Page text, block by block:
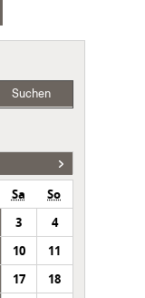
Suchen
Sa
So
3
4
10
11
17
18